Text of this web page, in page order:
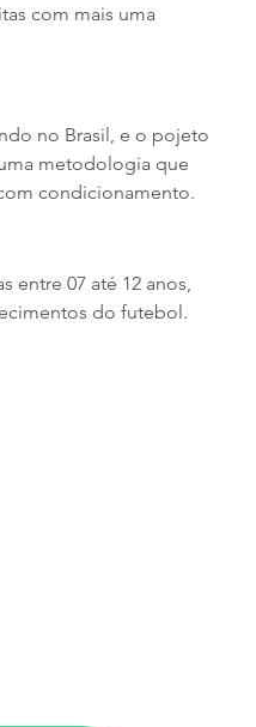
com mais uma
no Brasil, e o pojeto
metodologia que
condicionamento.
entre 07 até 12 anos,
do futebol.